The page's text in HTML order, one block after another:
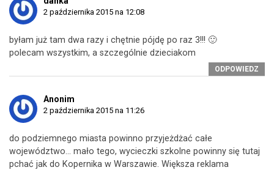
2 października 2015 na 12:08
byłam już tam dwa razy i chętnie pójdę po raz 3!!! 🙂
polecam wszystkim, a szczególnie dzieciakom
ODPOWIEDZ
Anonim
2 października 2015 na 11:26
do podziemnego miasta powinno przyjeżdżać całe
województwo… mało tego, wycieczki szkolne powinny się tutaj
pchać jak do Kopernika w Warszawie. Większa reklama